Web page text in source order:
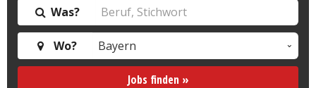
Was?
Wo?
Jobs finden »